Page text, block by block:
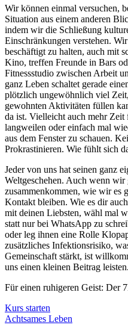
Wir können einmal versuchen,
Situation aus einem anderen
indem wir die Schließung
Einschränkungen verstehen.
beschäftigt zu halten, auch mit
Kino, treffen Freunde in Bars
Fitnessstudio zwischen Arbeit
ganz Leben schaltet gerade
plötzlich ungewöhnlich viel
gewohnten Aktivitäten füllen
da ist. Vielleicht auch mehr
langweilen oder einfach mal
aus dem Fenster zu schauen.
Prokrastinieren. Wie fühlt sich
Jeder von uns hat seinen ganz
Weltgeschehen. Auch wenn wir
zusammenkommen, wie wir es
Kontakt bleiben. Wie es dir
mit deinen Liebsten, wähl mal
statt nur bei WhatsApp zu
oder leg ihnen eine Rolle
zusätzliches Infektionsrisiko,
Gemeinschaft stärkt, ist
uns einen kleinen Beitrag
Für einen ruhigeren Geist: Der
Kurs starten
Achtsames Leben